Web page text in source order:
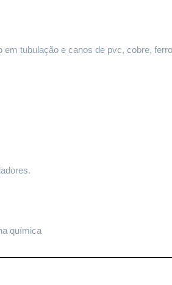
tubulação e canos de pvc, cobre,
química